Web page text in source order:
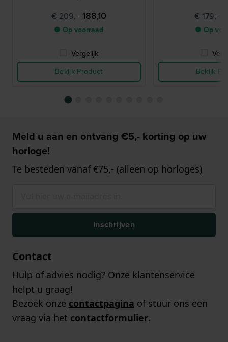
€ 209,- 188,10
● Op voorraad
Vergelijk
Bekijk Product
€ 179,-
● Op
Bekijk
Meld u aan en ontvang €5,- korting op uw
horloge!
Te besteden vanaf €75,- (alleen op horloges)
Inschrijven
Contact
Hulp of advies nodig? Onze klantenservice
helpt u graag!
Bezoek onze contactpagina of stuur ons een
vraag via het contactformulier.